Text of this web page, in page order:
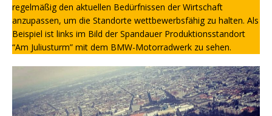
regelmäßig den aktuellen Bedürfnissen der Wirtschaft
anzupassen, um die Standorte wettbewerbsfähig zu halten. Als
Beispiel ist links im Bild der Spandauer Produktionsstandort
“Am Juliusturm” mit dem BMW-Motorradwerk zu sehen.